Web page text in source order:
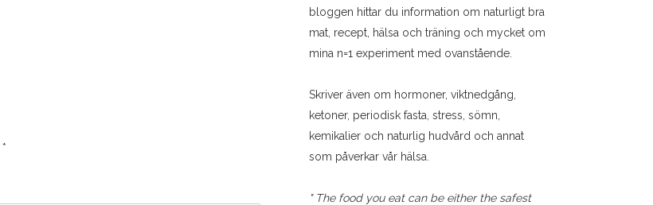
*
bloggen hittar du information om naturligt bra
mat, recept, hälsa och träning och mycket om
mina n=1 experiment med ovanstående.
Skriver även om hormoner, viktnedgång,
ketoner, periodisk fasta, stress, sömn,
kemikalier och naturlig hudvård och annat
som påverkar vår hälsa.
" The food you eat can be either the safest